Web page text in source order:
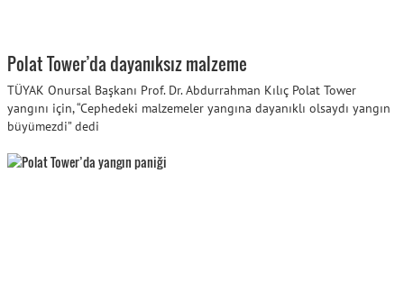
Polat Tower’da dayanıksız malzeme
TÜYAK Onursal Başkanı Prof. Dr. Abdurrahman Kılıç Polat Tower
yangını için, “Cephedeki malzemeler yangına dayanıklı olsaydı yangın
büyümezdi” dedi